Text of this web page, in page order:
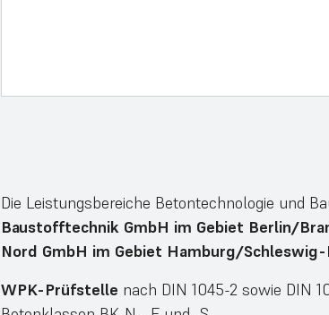
Die Leistungsbereiche Betontechnologie und
Baustofftechnik GmbH im Gebiet Berlin/
Nord GmbH im Gebiet Hamburg/
WPK-Prüfstelle nach DIN 1045-2 sowie DIN